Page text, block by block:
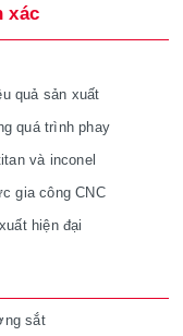
xác
quả sản xuất
quá trình phay
và inconel
gia công CNC
hiện đại
sắt